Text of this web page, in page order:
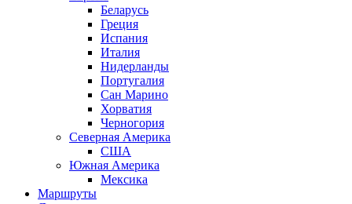
Беларусь
Греция
Испания
Италия
Нидерланды
Португалия
Сан Марино
Хорватия
Черногория
Северная Америка
США
Южная Америка
Мексика
Маршруты